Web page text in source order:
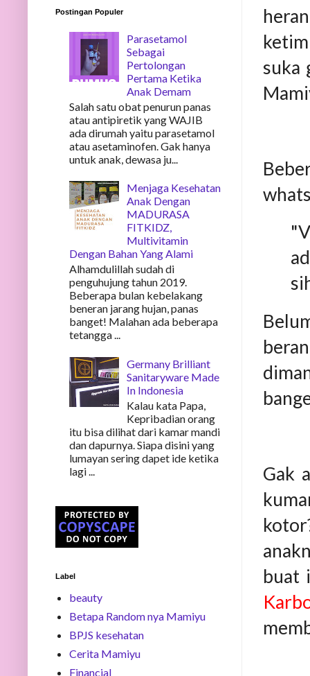
suka
Gak
buat
Postingan Populer
Parasetamol
Sebagai
Pertolongan
Pertama Ketika
Anak Demam
Salah satu obat penurun panas
atau antipiretik yang WAJIB
ada dirumah yaitu parasetamol
atau asetaminofen. Gak hanya
untuk anak, dewasa ju...
Menjaga Kesehatan
Anak Dengan
MADURASA
FITKIDZ,
Multivitamin
Dengan Bahan Yang Alami
Alhamdulillah sudah di
penguhujung tahun 2019.
Beberapa bulan kebelakang
beneran jarang hujan, panas
banget! Malahan ada beberapa
tetangga ...
Germany Brilliant
Sanitaryware Made
In Indonesia
Kalau kata Papa,
Kepribadian orang
itu bisa dilihat dari kamar mandi
dan dapurnya. Siapa disini yang
lumayan sering dapet ide ketika
lagi ...
Label
beauty
Betapa Random nya Mamiyu
BPJS kesehatan
Cerita Mamiyu
Financial